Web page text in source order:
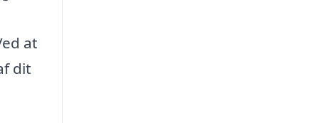
at
dit